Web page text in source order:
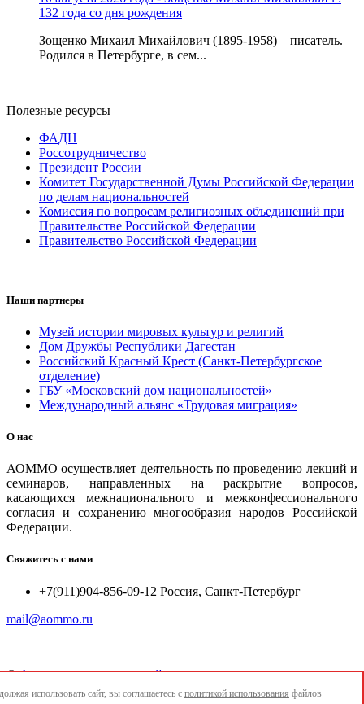
132 года со дня рождения
Зощенко Михаил Михайлович (1895-1958) – писатель.
Родился в Петербурге, в сем...
Полезные ресурсы
ФАДН
Россотрудничество
Президент России
Комитет Государственной Думы Российской Федерации
по делам национальностей
Комиссия по вопросам религиозных объединений при
Правительстве Российской Федерации
Правительство Российской Федерации
Наши партнеры
Музей истории мировых культур и религий
Дом Дружбы Республики Дагестан
Российский Красный Крест (Санкт-Петербургское
отделение)
ГБУ «Московский дом национальностей»
Международный альянс «Трудовая миграция»
О нас
АОММО осуществляет деятельность по проведению лекций и
семинаров, направленных на раскрытие вопросов,
касающихся межнационального и межконфессионального
согласия и сохранению многообразия народов Российской
Федерации.
Свяжитесь с нами
+7(911)904-856-09-12 Россия, Санкт-Петербург
mail@aommo.ru
© Ассоциация организаций по реализации национальных
проектов и достижению национальных целей развития
использовать сайт, вы соглашаетесь с политикой использования файлов